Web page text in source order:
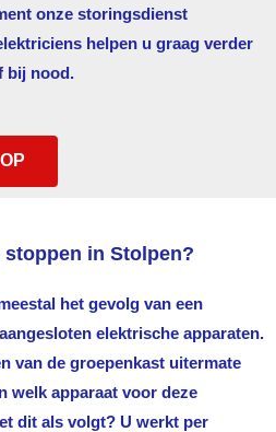
onze storingsdienst
helpen u graag verder
bij nood.
stoppen in Stolpen?
het gevolg van een
elektrische apparaten.
van de groepenkast uitermate
welk apparaat voor deze
dit als volgt? U werkt per